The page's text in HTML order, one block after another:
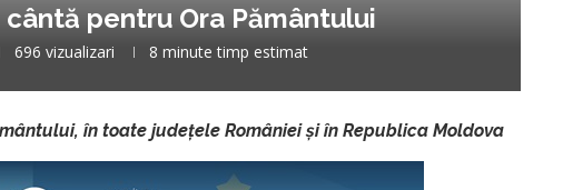
pentru Ora Pământului
696 vizualizari 8 minute timp estimat
în toate județele Românieiși în Republica Moldova